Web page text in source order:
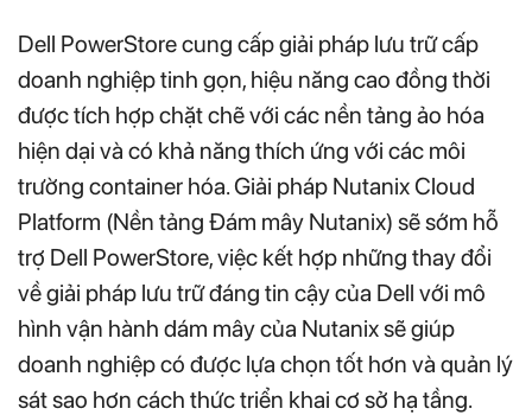
Dell PowerStore cung cấp giải pháp lưu trữ cấp
doanh nghiệp tinh gọn, hiệu năng cao đồng thời
được tích hợp chặt chẽ với các nền tảng ảo hóa
hiện dại và có khả năng thích ứng với các môi
trường container hóa. Giải pháp Nutanix Cloud
Platform (Nền tảng Đám mây Nutanix) sẽ sớm hỗ
trợ Dell PowerStore, việc kết hợp những thay đổi
về giải pháp lưu trữ đáng tin cậy của Dell với mô
hình vận hành dám mây của Nutanix sẽ giúp
doanh nghiệp có được lựa chọn tốt hơn và quản lý
sát sao hơn cách thức triển khai cơ sở hạ tầng.